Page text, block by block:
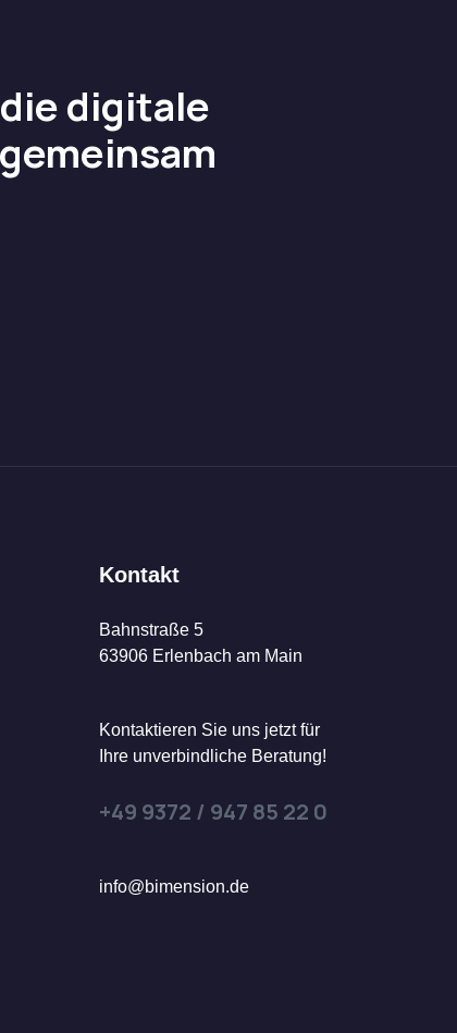
digitale
Kontakt
Bahnstraße 5
63906 Erlenbach am Main
Kontaktieren Sie uns jetzt für
Ihre unverbindliche Beratung!
+49 9372 / 947 85 22 0
info@bimension.de